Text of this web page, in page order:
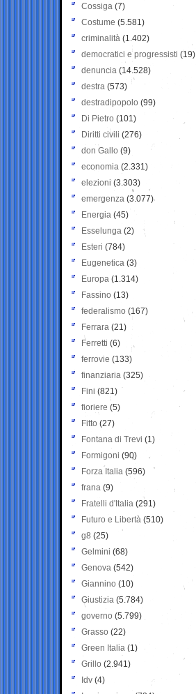
Cossiga (7)
Costume (5.581)
criminalità (1.402)
democratici e progressisti (19)
denuncia (14.528)
destra (573)
destradipopolo (99)
Di Pietro (101)
Diritti civili (276)
don Gallo (9)
economia (2.331)
elezioni (3.303)
emergenza (3.077)
Energia (45)
Esselunga (2)
Esteri (784)
Eugenetica (3)
Europa (1.314)
Fassino (13)
federalismo (167)
Ferrara (21)
Ferretti (6)
ferrovie (133)
finanziaria (325)
Fini (821)
fioriere (5)
Fitto (27)
Fontana di Trevi (1)
Formigoni (90)
Forza Italia (596)
frana (9)
Fratelli d'Italia (291)
Futuro e Libertà (510)
g8 (25)
Gelmini (68)
Genova (542)
Giannino (10)
Giustizia (5.784)
governo (5.799)
Grasso (22)
Green Italia (1)
Grillo (2.941)
Idv (4)